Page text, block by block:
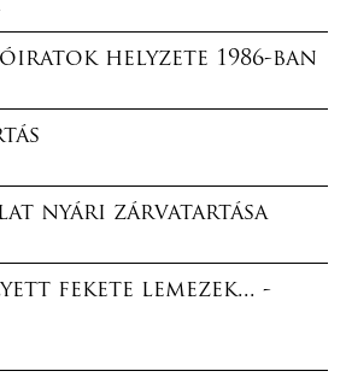
helyzete 1986-ban
nyári zárvatartása
fekete lemezek... -